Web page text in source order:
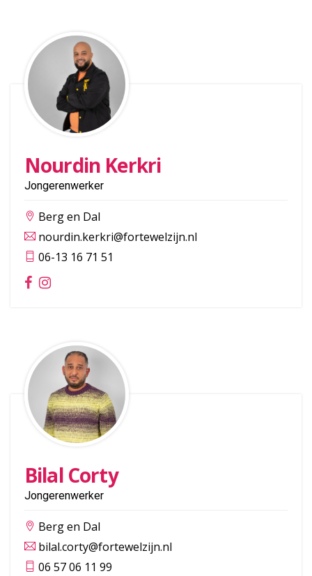
Nourdin Kerkri
Jongerenwerker
Berg en Dal
nourdin.kerkri@fortewelzijn.nl
06-13 16 71 51
Bilal Corty
Jongerenwerker
Berg en Dal
bilal.corty@fortewelzijn.nl
06 57 06 11 99